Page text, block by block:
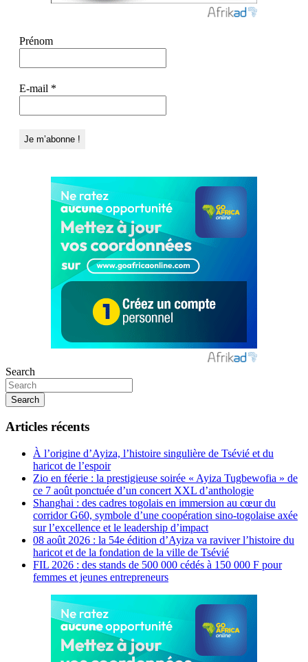
Prénom
E-mail *
Search
Search
Articles récents
À l’origine d’Ayiza, l’histoire singulière de Tsévié et du
haricot de l’espoir
Zio en féerie : la prestigieuse soirée « Ayiza Tugbewofia » de
ce 7 août ponctuée d’un concert XXL d’anthologie
Shanghai : des cadres togolais en immersion au cœur du
corridor G60, symbole d’une coopération sino-togolaise axée
sur l’excellence et le leadership d’impact
08 août 2026 : la 54e édition d’Ayiza va raviver l’histoire du
haricot et de la fondation de la ville de Tsévié
FIL 2026 : des stands de 500 000 cédés à 150 000 F pour
femmes et jeunes entrepreneurs